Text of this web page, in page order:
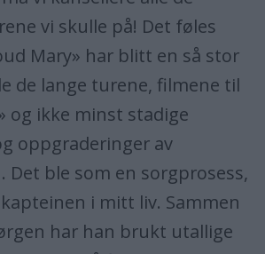
vi skulle på! Det føles
Mary» har blitt en så stor
de lange turene, filmene til
og ikke minst stadige
oppgraderinger av
Det ble som en sorgprosess,
i mitt liv. Sammen
har han brukt utallige